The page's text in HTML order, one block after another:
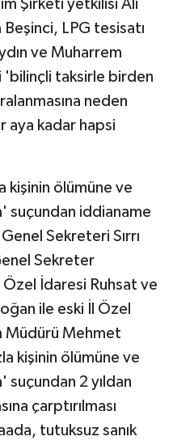
Şirketi yetkilisi Ali
Beşinci, LPG tesisatı
ve Muharrem
'bilinçli taksirle birden
neden
aya kadar hapsi
kişinin ölümüne ve
suçundan iddianame
Sekreteri Sırrı
Sekreter
Özel İdaresi Ruhsat ve
ile eski İl Özel
Müdürü Mehmet
kişinin ölümüne ve
suçundan 2 yıldan
çarptırılması
tutuksuz sanık